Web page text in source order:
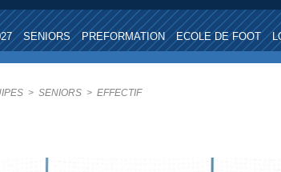
SENIORS PREFORMATION ECOLE DE FOOT
> SENIORS > EFFECTIF